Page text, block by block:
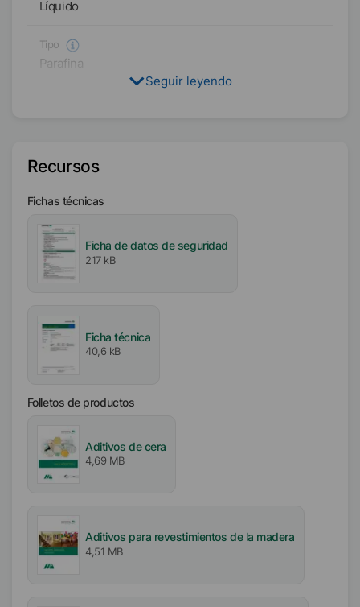
Líquido
Tipo
Parafina
40%
Disponibilidad
EMEA
Asia/Oceanía
Intervalo de fusión
81°C
Aniónico
Valor pH
9
Seguir leyendo
Recursos
Fichas técnicas
Ficha de datos de seguridad
217 kB
Ficha técnica
40,6 kB
Folletos de productos
Aditivos de cera
4,69 MB
Aditivos para revestimientos de la madera
4,51 MB